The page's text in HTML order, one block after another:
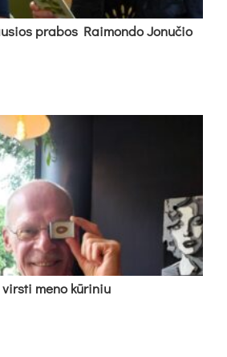
pra­bos Rai­mon­do Jo­nu­čio
me­no kū­ri­niu